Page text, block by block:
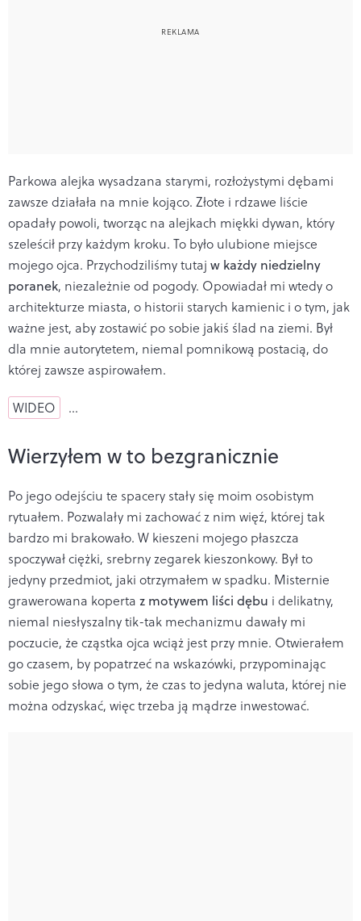
Parkowa alejka wysadzana starymi, rozłożystymi dębami
zawsze działała na mnie kojąco. Złote i rdzawe liście
opadały powoli, tworząc na alejkach miękki dywan, który
szeleścił przy każdym kroku. To było ulubione miejsce
mojego ojca. Przychodziliśmy tutaj w każdy niedzielny
poranek, niezależnie od pogody. Opowiadał mi wtedy o
architekturze miasta, o historii starych kamienic i o tym, jak
ważne jest, aby zostawić po sobie jakiś ślad na ziemi. Był
dla mnie autorytetem, niemal pomnikową postacią, do
której zawsze aspirowałem.
WIDEO …
Wierzyłem w to bezgranicznie
Po jego odejściu te spacery stały się moim osobistym
rytuałem. Pozwalały mi zachować z nim więź, której tak
bardzo mi brakowało. W kieszeni mojego płaszcza
spoczywał ciężki, srebrny zegarek kieszonkowy. Był to
jedyny przedmiot, jaki otrzymałem w spadku. Misternie
grawerowana koperta z motywem liści dębu i delikatny,
niemal niesłyszalny tik-tak mechanizmu dawały mi
poczucie, że cząstka ojca wciąż jest przy mnie. Otwierałem
go czasem, by popatrzeć na wskazówki, przypominając
sobie jego słowa o tym, że czas to jedyna waluta, której nie
można odzyskać, więc trzeba ją mądrze inwestować.